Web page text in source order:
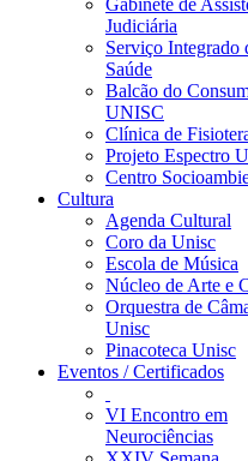
Gabinete de
Judiciária
Serviço Integrado
Saúde
Balcão do
UNISC
Clínica de
Projeto Espectro
Centro
Cultura
Agenda Cultural
Coro da Unisc
Escola de Música
Núcleo de Arte e
Orquestra de
Unisc
Pinacoteca Unisc
Eventos / Certificados
VI Encontro em
Neurociências